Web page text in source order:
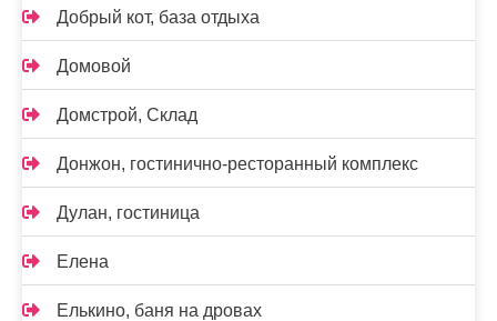
Добрый кот, база отдыха
Домовой
Домстрой, Склад
Донжон, гостинично-ресторанный комплекс
Дулан, гостиница
Елена
Елькино, баня на дровах